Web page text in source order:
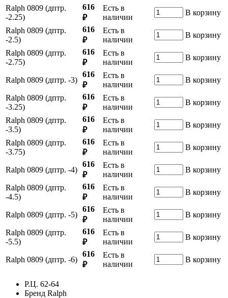
Ralph 0809 (дптр.
-2.25)
616
₽
Есть в
наличии
В корзину
Ralph 0809 (дптр.
-2.5)
616
₽
Есть в
наличии
В корзину
Ralph 0809 (дптр.
-2.75)
616
₽
Есть в
наличии
В корзину
Ralph 0809 (дптр. -3)
616
₽
Есть в
наличии
В корзину
Ralph 0809 (дптр.
-3.25)
616
₽
Есть в
наличии
В корзину
Ralph 0809 (дптр.
-3.5)
616
₽
Есть в
наличии
В корзину
Ralph 0809 (дптр.
-3.75)
616
₽
Есть в
наличии
В корзину
Ralph 0809 (дптр. -4)
616
₽
Есть в
наличии
В корзину
Ralph 0809 (дптр.
-4.5)
616
₽
Есть в
наличии
В корзину
Ralph 0809 (дптр. -5)
616
₽
Есть в
наличии
В корзину
Ralph 0809 (дптр.
-5.5)
616
₽
Есть в
наличии
В корзину
Ralph 0809 (дптр. -6)
616
₽
Есть в
наличии
В корзину
Р.Ц. 62-64
Бренд Ralph